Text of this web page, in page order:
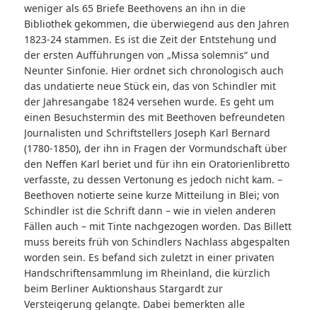
weniger als 65 Briefe Beethovens an ihn in die
Bibliothek gekommen, die überwiegend aus den Jahren
1823-24 stammen. Es ist die Zeit der Entstehung und
der ersten Aufführungen von „Missa solemnis“ und
Neunter Sinfonie. Hier ordnet sich chronologisch auch
das undatierte neue Stück ein, das von Schindler mit
der Jahresangabe 1824 versehen wurde. Es geht um
einen Besuchstermin des mit Beethoven befreundeten
Journalisten und Schriftstellers Joseph Karl Bernard
(1780-1850), der ihn in Fragen der Vormundschaft über
den Neffen Karl beriet und für ihn ein Oratorienlibretto
verfasste, zu dessen Vertonung es jedoch nicht kam. –
Beethoven notierte seine kurze Mitteilung in Blei; von
Schindler ist die Schrift dann – wie in vielen anderen
Fällen auch – mit Tinte nachgezogen worden. Das Billett
muss bereits früh von Schindlers Nachlass abgespalten
worden sein. Es befand sich zuletzt in einer privaten
Handschriftensammlung im Rheinland, die kürzlich
beim Berliner Auktionshaus Stargardt zur
Versteigerung gelangte. Dabei bemerkten alle